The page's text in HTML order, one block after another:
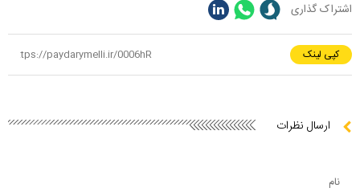
اشتراک گذاری
کپی لینک
ارسال نظرات
نام